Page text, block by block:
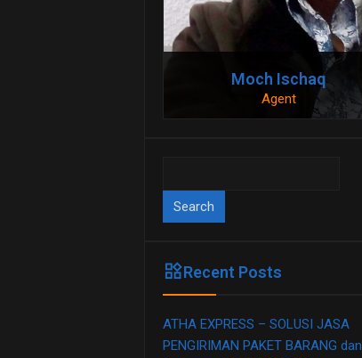
Moch Ischaq
Agent
for:
widgetsRecent Posts
ATHA EXPRESS – SOLUSI JASA
PENGIRIMAN PAKET BARANG dan